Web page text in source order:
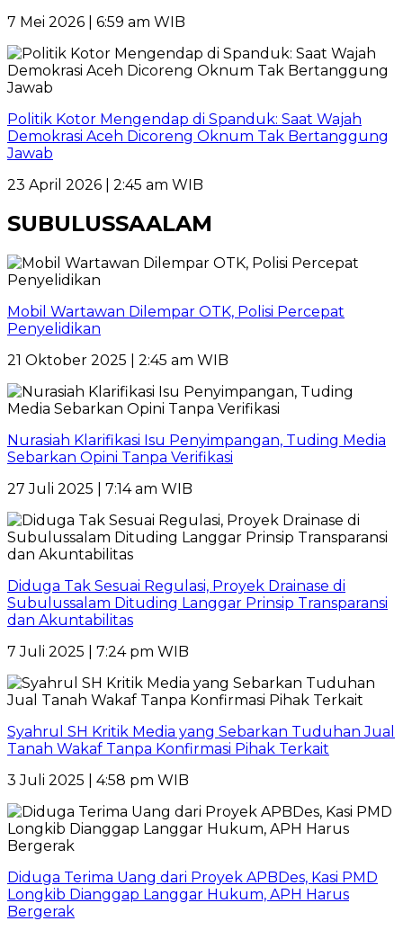
7 Mei 2026 | 6:59 am WIB
Politik Kotor Mengendap di Spanduk: Saat Wajah
Demokrasi Aceh Dicoreng Oknum Tak Bertanggung
Jawab
23 April 2026 | 2:45 am WIB
SUBULUSSAALAM
Mobil Wartawan Dilempar OTK, Polisi Percepat
Penyelidikan
21 Oktober 2025 | 2:45 am WIB
Nurasiah Klarifikasi Isu Penyimpangan, Tuding Media
Sebarkan Opini Tanpa Verifikasi
27 Juli 2025 | 7:14 am WIB
Diduga Tak Sesuai Regulasi, Proyek Drainase di
Subulussalam Dituding Langgar Prinsip Transparansi
dan Akuntabilitas
7 Juli 2025 | 7:24 pm WIB
Syahrul SH Kritik Media yang Sebarkan Tuduhan Jual
Tanah Wakaf Tanpa Konfirmasi Pihak Terkait
3 Juli 2025 | 4:58 pm WIB
Diduga Terima Uang dari Proyek APBDes, Kasi PMD
Longkib Dianggap Langgar Hukum, APH Harus
Bergerak